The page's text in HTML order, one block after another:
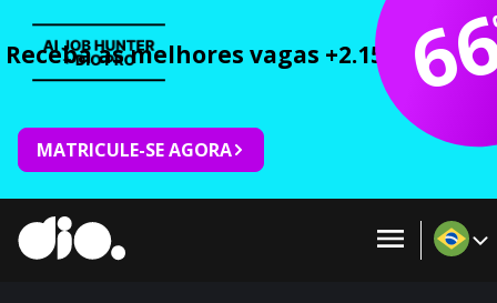
Receba as melhores vagas +2.150 cursos
MATRICULE-SE AGORA